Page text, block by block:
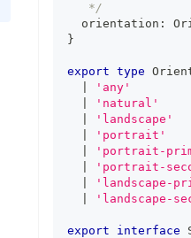
   */
  orientation
:
}
export type
'any'
'natural'
'landscape'
'portrait'
'portrait-
'portrait-
'landscape-
'landscape-
export interface